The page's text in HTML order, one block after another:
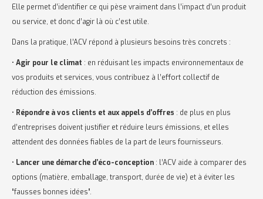
Elle permet d’identifier ce qui pèse vraiment dans l’impact d’un produit
ou service, et donc d’agir là où c’est utile.
Dans la pratique, l’ACV répond à plusieurs besoins très concrets :
• Agir pour le climat : en réduisant les impacts environnementaux de
vos produits et services, vous contribuez à l’effort collectif de
réduction des émissions.
• Répondre à vos clients et aux appels d’offres : de plus en plus
d’entreprises doivent justifier et réduire leurs émissions, et elles
attendent des données fiables de la part de leurs fournisseurs.
• Lancer une démarche d’éco-conception : l’ACV aide à comparer des
options (matière, emballage, transport, durée de vie) et à éviter les
“fausses bonnes idées”.